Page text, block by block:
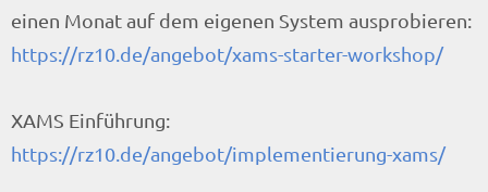
einen Monat auf dem eigenen System ausprobieren:
https://rz10.de/angebot/xams-starter-workshop/
XAMS Einführung:
https://rz10.de/angebot/implementierung-xams/